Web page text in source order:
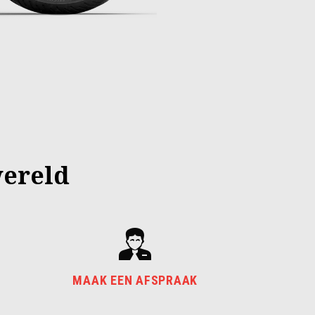
MAAK EEN AFSPRAAK